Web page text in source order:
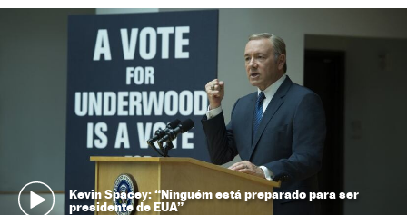
Kevin Spacey: “Ninguém está preparado para ser
presidente de EUA”